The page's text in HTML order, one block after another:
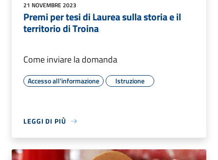
21 NOVEMBRE 2023
Premi per tesi di Laurea sulla storia e il
territorio di Troina
Come inviare la domanda
Accesso all'informazione Istruzione
LEGGI DI PIÙ